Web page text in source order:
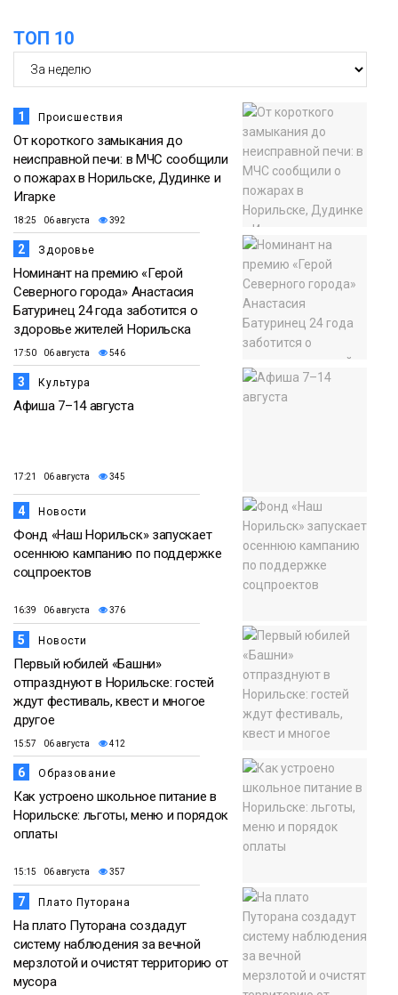
ТОП 10
1 Происшествия
От короткого замыкания до
неисправной печи: в МЧС сообщили
о пожарах в Норильске, Дудинке и
Игарке
18:25 06 августа 392
2 Здоровье
Номинант на премию «Герой
Северного города» Анастасия
Батуринец 24 года заботится о
здоровье жителей Норильска
17:50 06 августа 546
3 Культура
Афиша 7–14 августа
17:21 06 августа 345
4 Новости
Фонд «Наш Норильск» запускает
осеннюю кампанию по поддержке
соцпроектов
16:39 06 августа 376
5 Новости
Первый юбилей «Башни»
отпразднуют в Норильске: гостей
ждут фестиваль, квест и многое
другое
15:57 06 августа 412
6 Образование
Как устроено школьное питание в
Норильске: льготы, меню и порядок
оплаты
15:15 06 августа 357
7 Плато Путорана
На плато Путорана создадут
систему наблюдения за вечной
мерзлотой и очистят территорию от
мусора